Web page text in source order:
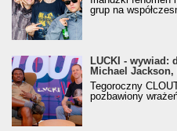
grup na
LUCKI - wywiad:
Michael Jackson,
Tegoroczny
pozbawiony